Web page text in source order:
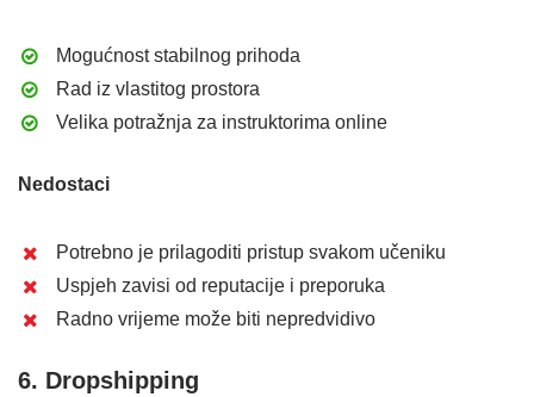
Mogućnost stabilnog prihoda
Rad iz vlastitog prostora
Velika potražnja za instruktorima online
Nedostaci
Potrebno je prilagoditi pristup svakom učeniku
Uspjeh zavisi od reputacije i preporuka
Radno vrijeme može biti nepredvidivo
6. Dropshipping